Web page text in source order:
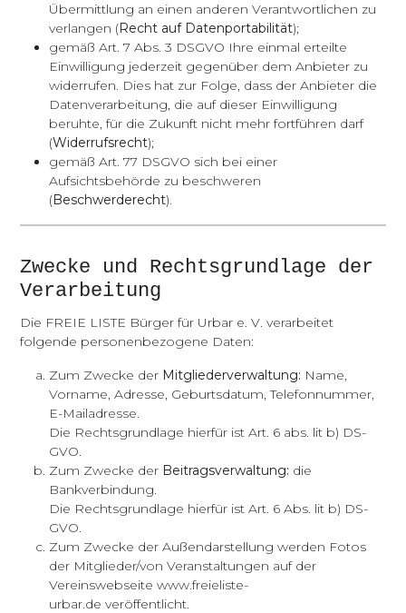
Übermittlung an einen anderen Verantwortlichen zu
verlangen (Recht auf Datenportabilität);
gemäß Art. 7 Abs. 3 DSGVO Ihre einmal erteilte
Einwilligung jederzeit gegenüber dem Anbieter zu
widerrufen. Dies hat zur Folge, dass der Anbieter die
Datenverarbeitung, die auf dieser Einwilligung
beruhte, für die Zukunft nicht mehr fortführen darf
(Widerrufsrecht);
gemäß Art. 77 DSGVO sich bei einer
Aufsichtsbehörde zu beschweren
(Beschwerderecht).
Zwecke und Rechtsgrundlage der
Verarbeitung
Die FREIE LISTE Bürger für Urbar e. V. verarbeitet
folgende personenbezogene Daten:
Zum Zwecke der Mitgliederverwaltung: Name,
Vorname, Adresse, Geburtsdatum, Telefonnummer,
E-Mailadresse.
Die Rechtsgrundlage hierfür ist Art. 6 abs. lit b) DS-
GVO.
Zum Zwecke der Beitragsverwaltung: die
Bankverbindung.
Die Rechtsgrundlage hierfür ist Art. 6 Abs. lit b) DS-
GVO.
Zum Zwecke der Außendarstellung werden Fotos
der Mitglieder/von Veranstaltungen auf der
Vereinswebseitewww.freieliste-
urbar.de veröffentlicht.